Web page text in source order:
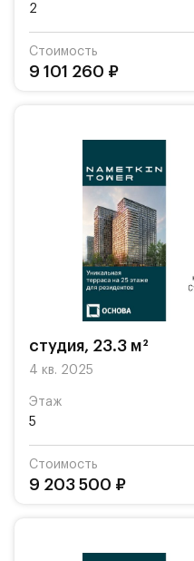
2
Стоимость
9 101 260 ₽
студия, 23.3 м²
4 кв. 2025
Этаж
5
Стоимость
9 203 500 ₽